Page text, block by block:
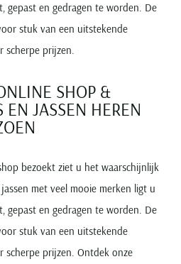
gepast en gedragen te worden. De
stuk van een uitstekende
scherpe prijzen.
SHOP &
JASSEN HEREN
bezoekt ziet u het waarschijnlijk
met veel mooie merken ligt u
gepast en gedragen te worden. De
stuk van een uitstekende
scherpe prijzen. Ontdek onze